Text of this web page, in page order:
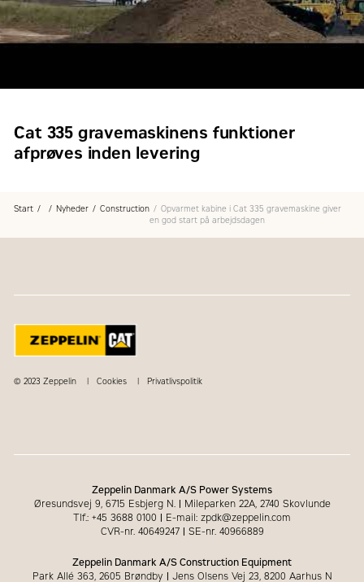
Cat 335 gravemaskinens funktioner
afprøves inden levering
Start Nyheder Construction
Opvarmet kabine i Cat 335 gravemaskine giver
en god start på arbejdsdagen
© 2023 Zeppelin Cookies Privatlivspolitik
Zeppelin Danmark A/S Power Systems
Øresundsvej 9, 6715 Esbjerg N.
Mileparken 22A, 2740 Skovlunde
Tlf.: +45 3688 0100
E-mail: zpdk@zeppelin.com
CVR-nr. 40649247
SE-nr. 40966889
Zeppelin Danmark A/S Construction Equipment
Park Allé 363, 2605 Brøndby
Jens Olsens Vej 23, 8200 Aarhus N